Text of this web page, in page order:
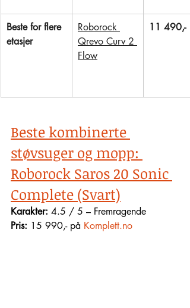
Beste for flere
etasjer
Roborock
Qrevo Curv 2
Flow
11 490,-
Beste kombinerte
støvsuger og mopp:
Roborock Saros 20 Sonic
Complete (Svart)
Karakter: 4.5 / 5 – Fremragende
Pris: 15 990,- på Komplett.no